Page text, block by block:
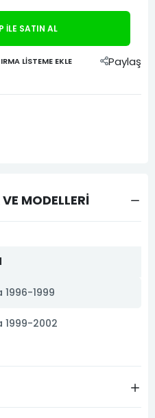
İLE SATIN AL
LISTEME EKLE Paylaş
MODELLERİ
1996-1999
1999-2002